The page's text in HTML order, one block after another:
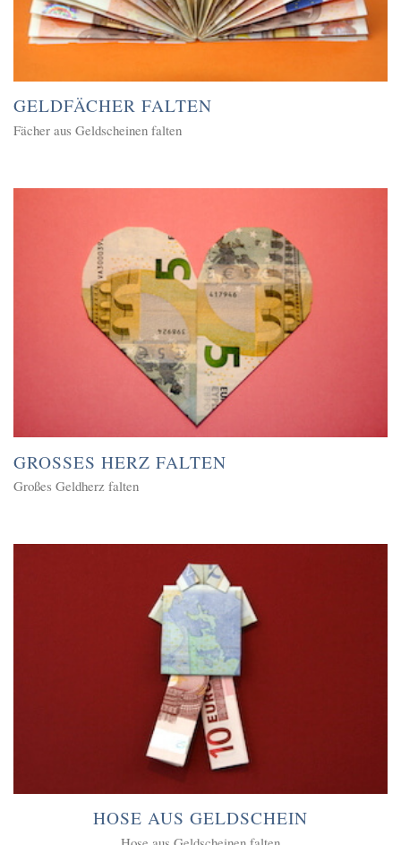
GELDFÄCHER FALTEN
Fächer aus Geldscheinen falten
GROSSES HERZ FALTEN
Großes Geldherz falten
HOSE AUS GELDSCHEIN